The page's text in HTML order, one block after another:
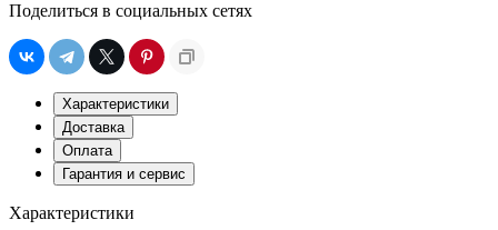
Поделиться в социальных сетях
Характеристики
Доставка
Оплата
Гарантия и сервис
Характеристики